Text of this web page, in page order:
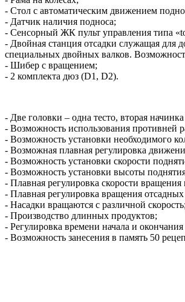
- Стол с автоматическим движением
- Датчик наличия подноса;
- Сенсорный ЖК пульт управления типа
- Двойная станция отсадки служащая для
специальных двойных валков.
- Шибер с вращением;
- 2 комплекта дюз (D1, D2).
- Две головки – одна тесто, вторая
- Возможность использования противней
- Возможность установки необходимого
- Возможная плавная регулировка
- Возможность установки скорости
- Возможность установки высоты
- Плавная регулировка скорости
- Плавная регулировка вращения отсадных
- Насадки вращаются с различной скорость;
- Производство длинных продуктов;
- Регулировка времени начала и
- Возможность занесения в память 50